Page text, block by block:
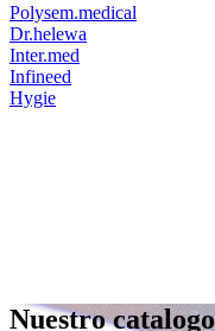
Polysem.medical
Dr.helewa
Inter.med
Infineed
Hygie
Nuestro catalogo